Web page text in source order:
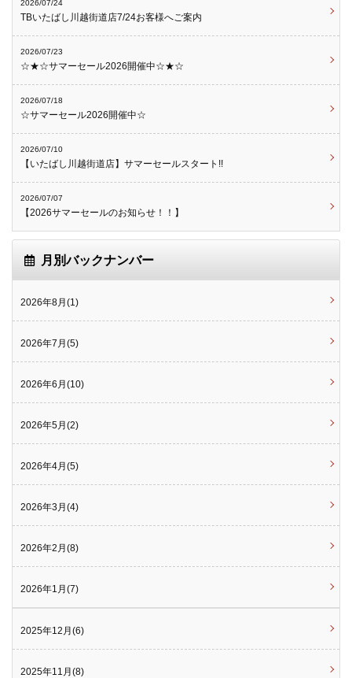
2026/07/24
TBいたばし川越街道店7/24お客様へご案内
2026/07/23
☆★☆サマーセール2026開催中☆★☆
2026/07/18
☆サマーセール2026開催中☆
2026/07/10
【いたばし川越街道店】サマーセールスタート!!
2026/07/07
【2026サマーセールのお知らせ！！】
月別バックナンバー
2026年8月(1)
2026年7月(5)
2026年6月(10)
2026年5月(2)
2026年4月(5)
2026年3月(4)
2026年2月(8)
2026年1月(7)
2025年12月(6)
2025年11月(8)